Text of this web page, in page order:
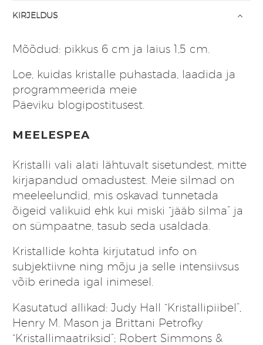
KIRJELDUS
Mõõdud: pikkus 6 cm ja laius 1,5 cm.
Loe, kuidas kristalle puhastada, laadida ja
programmeerida meie
Päeviku blogipostitusest
MEELESPEA
Kristalli vali alati lähtuvalt sisetundest, mitte
kirjapandud omadustest. Meie silmad on
meeleelundid, mis oskavad tunnetada
õigeid valikuid ehk kui miski “jääb silma” ja
on sümpaatne, tasub seda usaldada.
Kristallide kohta kirjutatud info on
subjektiivne ning mõju ja selle intensiivsus
võib erineda igal inimesel.
Kasutatud allikad: Judy Hall “Kristallipiibel”,
Henry M. Mason ja Brittani Petrofky
“Kristallimaatriksid”; Robert Simmons &